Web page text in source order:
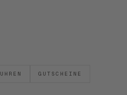
UHREN GUTSCHEINE